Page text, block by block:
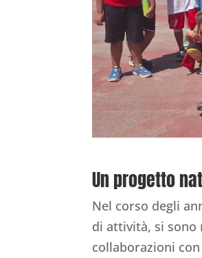
Un progetto
Nel corso degli
di attività, si sono
collaborazioni